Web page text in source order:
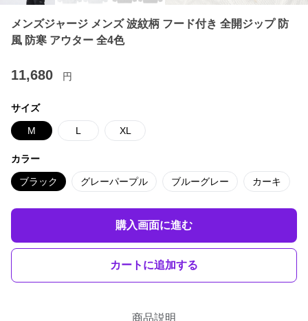
メンズジャージ メンズ 波紋柄 フード付き 全開ジップ 防
風 防寒 アウター 全4色
11,680 円
サイズ
M L XL
カラー
ブラック グレーパープル ブルーグレー カーキ
購入画面に進む
カートに追加する
商品説明